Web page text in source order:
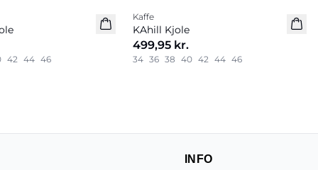
42 44 46
Nyhed
Kaffe
KAhill Kjole
499,95 kr.
34 36 38 40 42 44 46
INFO